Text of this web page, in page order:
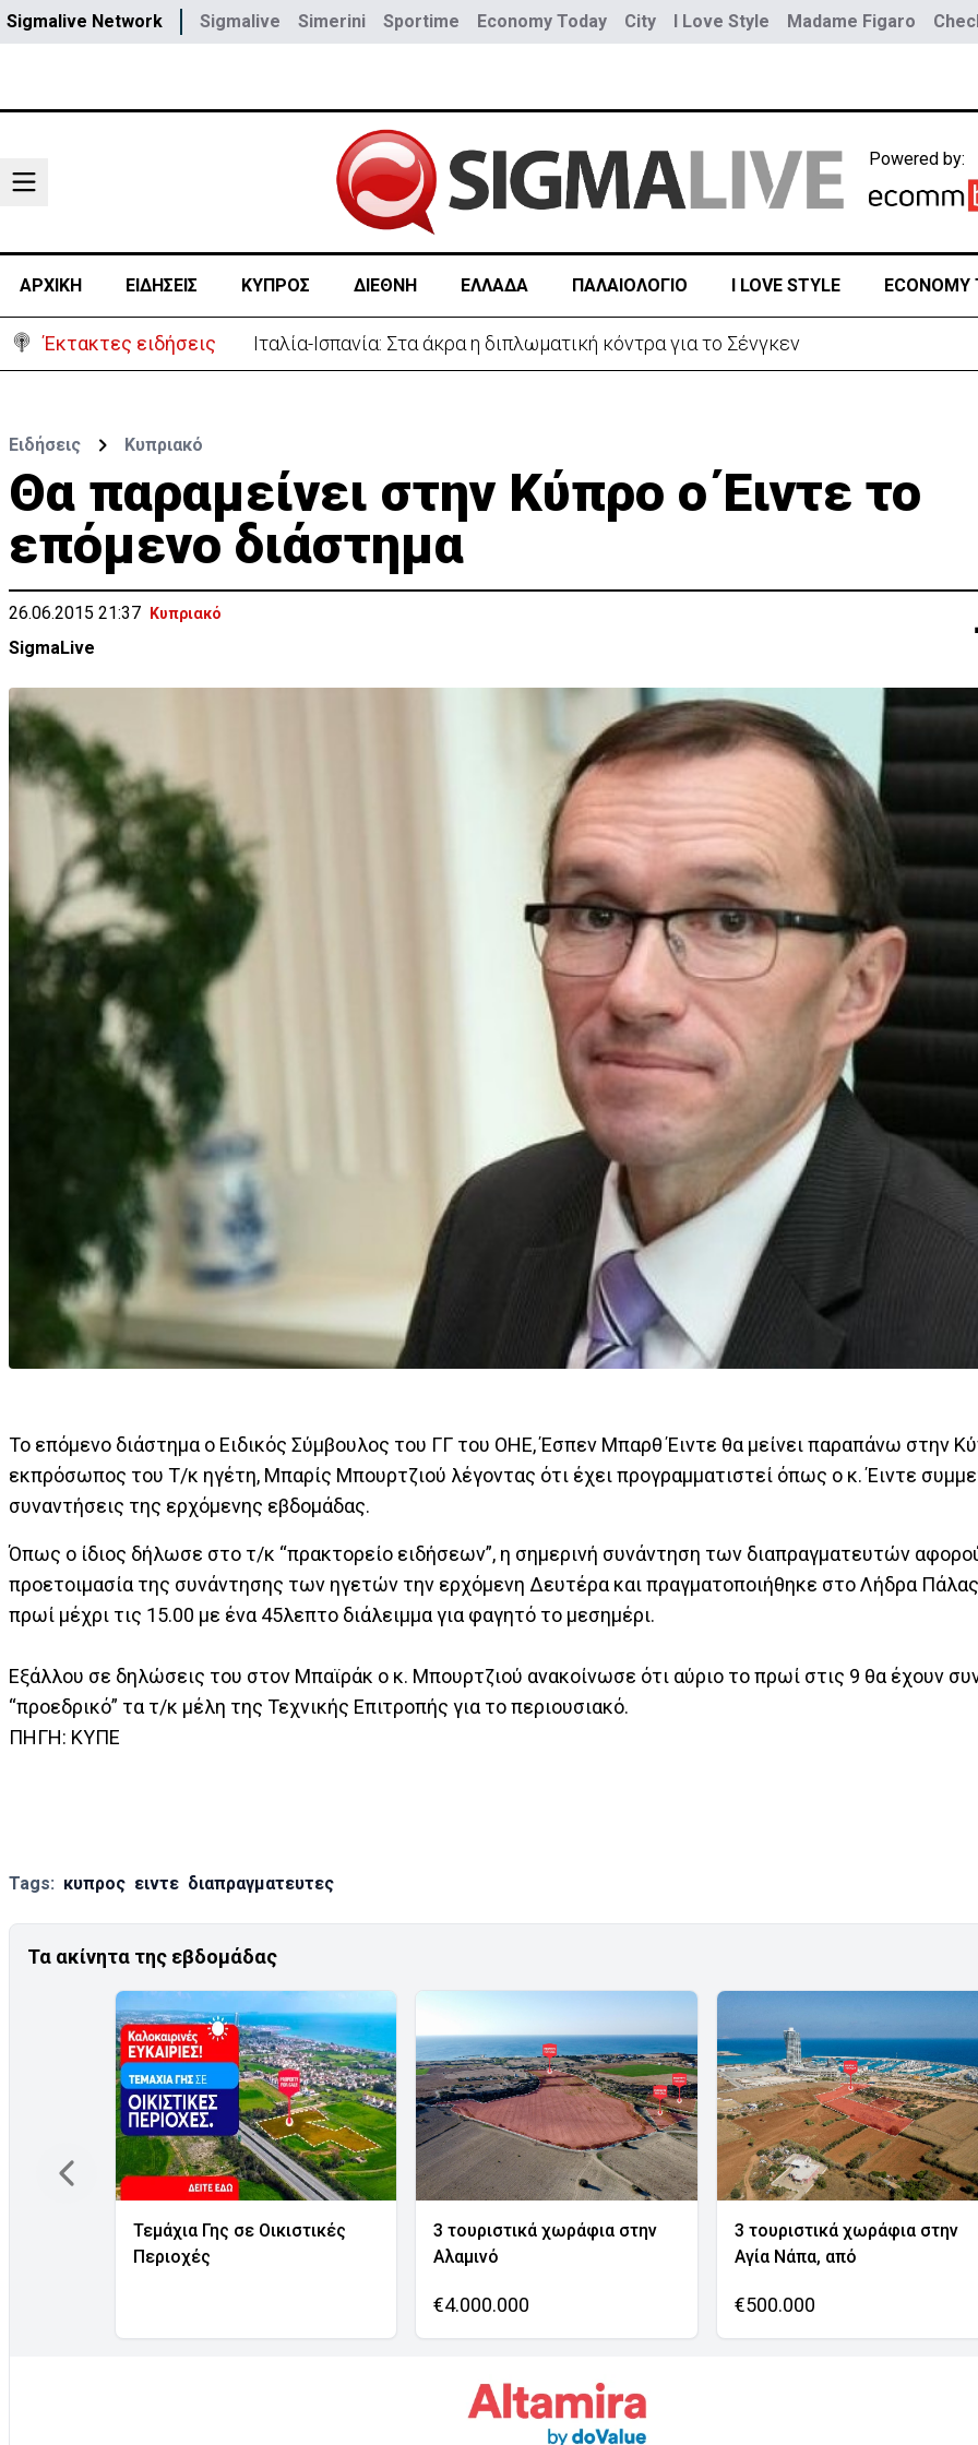
Sigmalive Network Sigmalive Simerini Sportime Economy Today City I Love Style Madame Figaro
Powered by:
ΑΡΧΙΚΗ ΕΙΔΗΣΕΙΣ ΚΥΠΡΟΣ ΔΙΕΘΝΗ ΕΛΛΑΔΑ ΠΑΛΑΙΟΛΟΓΙΟ I LOVE STYLE ECONOMY
Έκτακτες ειδήσεις Ιταλία-Ισπανία: Στα άκρα η διπλωματική κόντρα για το Σένγκεν
Ειδήσεις Κυπριακό
Θα παραμείνει στην Κύπρο ο Έιντε το
επόμενο διάστημα
26.06.2015 21:37 Κυπριακό
SigmaLive
Το επόμενο διάστημα ο Ειδικός Σύμβουλος του ΓΓ του ΟΗΕ, Έσπεν Μπαρθ Έιντε θα μείνει παραπάνω στην
εκπρόσωπος του Τ/κ ηγέτη, Μπαρίς Μπουρτζιού λέγοντας ότι έχει προγραμματιστεί όπως ο κ. Έιντε
συναντήσεις της ερχόμενης εβδομάδας.
Όπως ο ίδιος δήλωσε στο τ/κ “πρακτορείο ειδήσεων”, η σημερινή συνάντηση των διαπραγματευτών
προετοιμασία της συνάντησης των ηγετών την ερχόμενη Δευτέρα και πραγματοποιήθηκε στο Λήδρα
πρωί μέχρι τις 15.00 με ένα 45λεπτο διάλειμμα για φαγητό το μεσημέρι.
Εξάλλου σε δηλώσεις του στον Μπαϊράκ ο κ. Μπουρτζιού ανακοίνωσε ότι αύριο το πρωί στις 9 θα έχουν
“προεδρικό” τα τ/κ μέλη της Τεχνικής Επιτροπής για το περιουσιακό.
ΠΗΓΗ: ΚΥΠΕ
Tags: κυπρος ειντε διαπραγματευτες
Τα ακίνητα της εβδομάδας
Τεμάχια Γης σε Οικιστικές
Περιοχές
3 τουριστικά χωράφια στην
Αλαμινό
€4.000.000
3 τουριστικά χωράφια στην
Αγία Νάπα, από
€500.000